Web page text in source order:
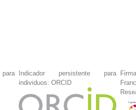
Indicador persistente para
individuos: ORCID